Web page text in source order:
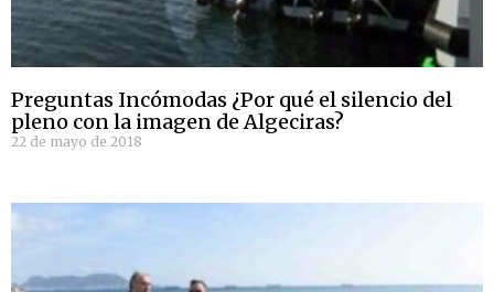
Preguntas Incómodas ¿Por qué el silencio del
pleno con la imagen de Algeciras?
22 de mayo de 2018